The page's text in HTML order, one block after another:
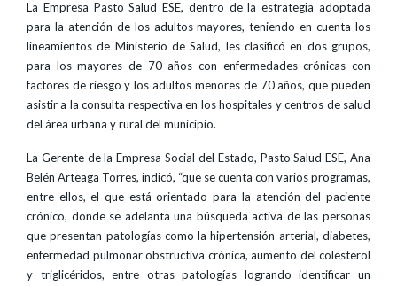
La Empresa Pasto Salud ESE, dentro de la estrategia adoptada
para la atención de los adultos mayores, teniendo en cuenta los
lineamientos de Ministerio de Salud, les clasificó en dos grupos,
para los mayores de 70 años con enfermedades crónicas con
factores de riesgo y los adultos menores de 70 años, que pueden
asistir a la consulta respectiva en los hospitales y centros de salud
del área urbana y rural del municipio.
La Gerente de la Empresa Social del Estado, Pasto Salud ESE, Ana
Belén Arteaga Torres, indicó, “que se cuenta con varios programas,
entre ellos, el que está orientado para la atención del paciente
crónico, donde se adelanta una búsqueda activa de las personas
que presentan patologías como la hipertensión arterial, diabetes,
enfermedad pulmonar obstructiva crónica, aumento del colesterol
y triglicéridos, entre otras patologías logrando identificar un